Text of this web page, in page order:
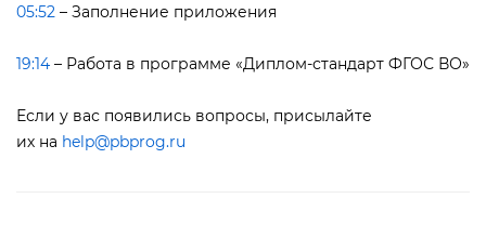
05:52 – Заполнение приложения
19:14 – Работа в программе «Диплом-стандарт ФГОС ВО»
Если у вас появились вопросы, присылайте
их на help@pbprog.ru